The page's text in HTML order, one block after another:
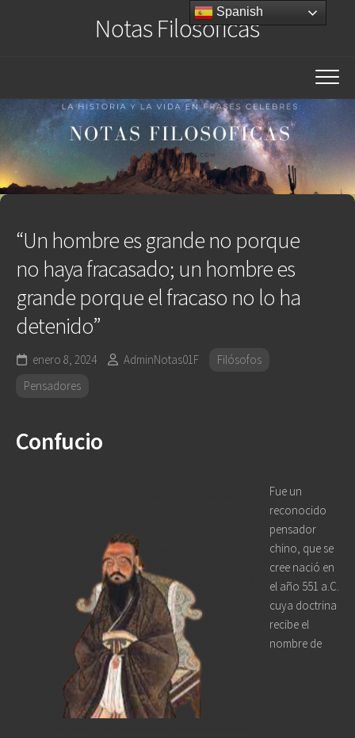
Notas Filosóficas
“Un hombre es grande no porque
no haya fracasado; un hombre es
grande porque el fracaso no lo ha
detenido”
enero 8, 2024 AdminNotas01F
Filósofos
Pensadores
Confucio
Fue un
reconocido
pensador
chino, que se
cree nació en
el año 551 a.C.
cuya doctrina
recibe el
nombre de
Spanish